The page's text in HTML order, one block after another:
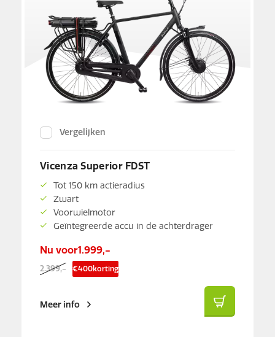
Vergelijken
Vicenza Superior FDST
Tot 150 km actieradius
Zwart
Voorwielmotor
Geïntegreerde accu in de achterdrager
Nu voor1.999,-
2.399,- €400korting
Meer info